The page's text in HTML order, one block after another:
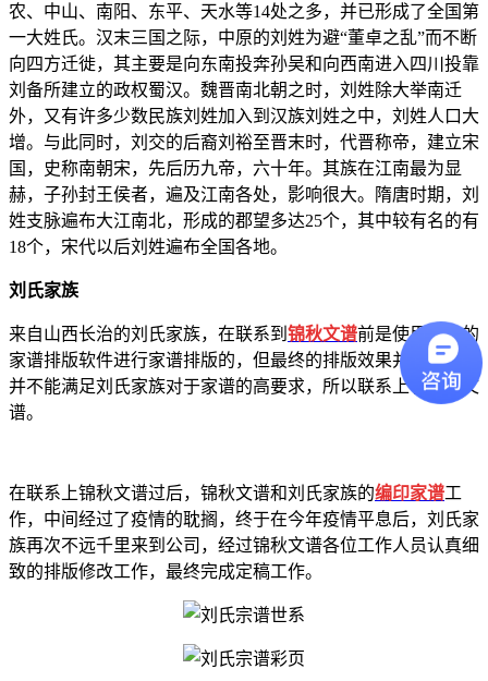
农、中山、南阳、东平、天水等14处之多，并已形成了全国第
一大姓氏。汉末三国之际，中原的刘姓为避“董卓之乱”而不断
向四方迁徙，其主要是向东南投奔孙吴和向西南进入四川投靠
刘备所建立的政权蜀汉。魏晋南北朝之时，刘姓除大举南迁
外，又有许多少数民族刘姓加入到汉族刘姓之中，刘姓人口大
增。与此同时，刘交的后裔刘裕至晋末时，代晋称帝，建立宋
国，史称南朝宋，先后历九帝，六十年。其族在江南最为显
赫，子孙封王侯者，遍及江南各处，影响很大。隋唐时期，刘
姓支脉遍布大江南北，形成的郡望多达25个，其中较有名的有
18个，宋代以后刘姓遍布全国各地。
刘氏家族
来自山西长治的刘氏家族，在联系到 锦秋文谱前是使用网上的
家谱排版软件进行家谱排版的，但最终的排版效果并不理想，
并不能满足刘氏家族对于家谱的高要求，所以联系上了锦秋文
谱。
在联系上锦秋文谱过后，锦秋文谱和刘氏家族的编印家谱工
作，中间经过了疫情的耽搁，终于在今年疫情平息后，刘氏家
族再次不远千里来到公司，经过锦秋文谱各位工作人员认真细
致的排版修改工作，最终完成定稿工作。